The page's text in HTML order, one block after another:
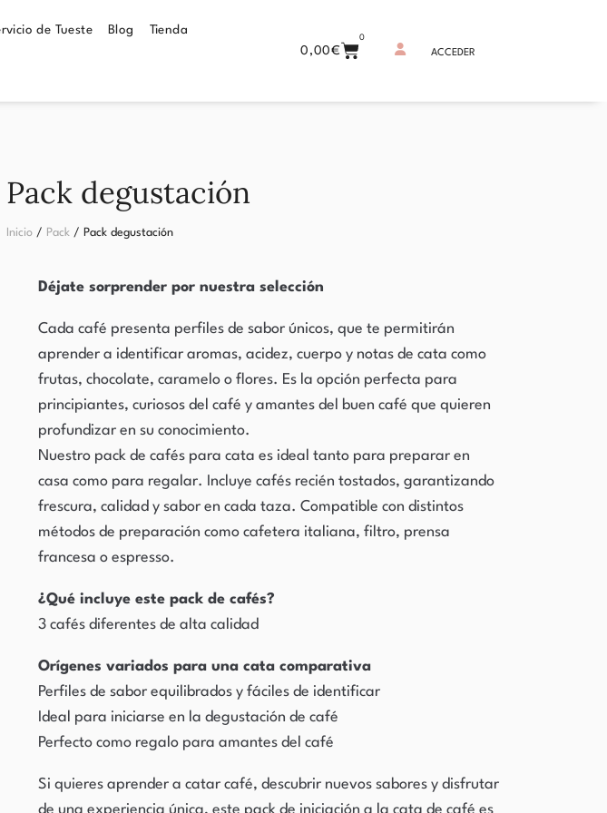
de Tueste Blog Tienda
0,00€
0
ACCEDER
Pack degustación
Inicio / Pack / Pack degustación
Déjate sorprender por nuestra selección
Cada café presenta perfiles de sabor únicos, que te permitirán
aprender a identificar aromas, acidez, cuerpo y notas de cata como
frutas, chocolate, caramelo o flores. Es la opción perfecta para
principiantes, curiosos del café y amantes del buen café que quieren
profundizar en su conocimiento.
Nuestro pack de cafés para cata es ideal tanto para preparar en
casa como para regalar. Incluye cafés recién tostados, garantizando
frescura, calidad y sabor en cada taza. Compatible con distintos
métodos de preparación como cafetera italiana, filtro, prensa
francesa o espresso.
¿Qué incluye este pack de cafés?
3 cafés diferentes de alta calidad
Orígenes variados para una cata comparativa
Perfiles de sabor equilibrados y fáciles de identificar
Ideal para iniciarse en la degustación de café
Perfecto como regalo para amantes del café
Si quieres aprender a catar café, descubrir nuevos sabores y disfrutar